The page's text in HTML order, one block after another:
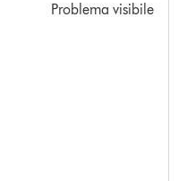
Problema visibile